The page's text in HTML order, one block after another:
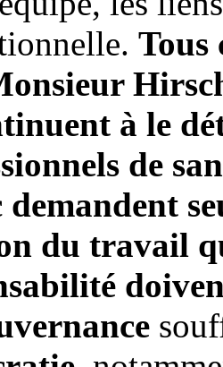
Tous
à le
de
du travail